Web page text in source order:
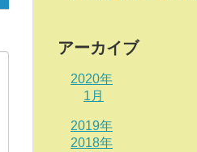
アーカイブ
2020年
1月
2019年
2018年